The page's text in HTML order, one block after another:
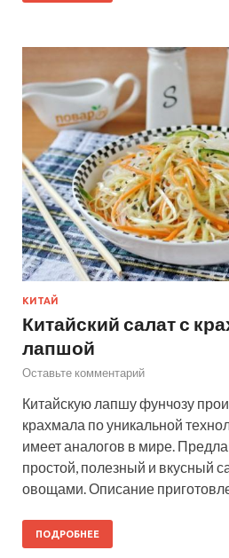
КИТАЙ
Китайский салат с
лапшой
Оставьте комментарий
Китайскую лапшу фунчозу
крахмала по уникальной
имеет аналогов в мире.
простой, полезный и вкусный
овощами. Описание
ПОДРОБНЕЕ